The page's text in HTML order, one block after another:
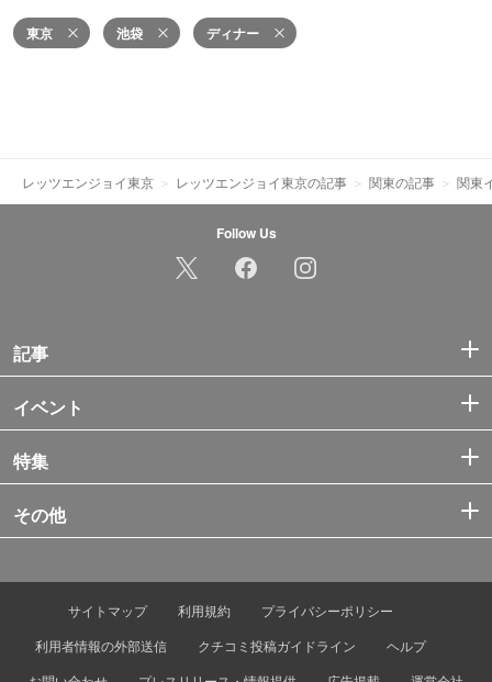
東京 池袋 ディナー
レッツエンジョイ東京 レッツエンジョイ東京の記事 関東の記事 関東
Follow Us
記事
イベント
特集
その他
サイトマップ 利用規約
プライバシーポリシー
利用者情報の外部送信
クチコミ投稿ガイドライン
ヘルプ